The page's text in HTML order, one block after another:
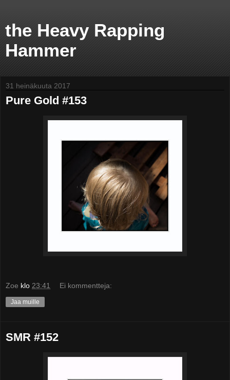
the Heavy Rapping
Hammer
31 heinäkuuta 2017
Pure Gold #153
Zoe klo 23:41 Ei kommentteja:
Jaa muille
SMR #152